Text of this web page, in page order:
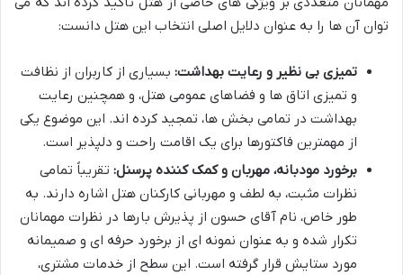
توان آن ها را به عنوان دلایل اصلی انتخاب این هتل دانست:
تمیزی بی نظیر و رعایت بهداشت: بسیاری از کاربران از نظافت
و تمیزی اتاق ها و فضاهای عمومی هتل، و همچنین رعایت
بهداشت در تمامی بخش ها، تمجید کرده اند. این موضوع یکی
از مهمترین فاکتورها برای یک اقامت راحت و دلپذیر است.
برخورد مودبانه، مهربان و کمک کننده پرسنل: تقریباً تمامی
نظرات مثبت، به لطف و مهربانی کارکنان هتل اشاره دارند. به
طور خاص، نام آقای حسون از پذیرش بارها در نظرات مهمانان
تکرار شده و به عنوان نمونه ای از برخورد حرفه ای و صمیمانه
مورد ستایش قرار گرفته است. این سطح از خدمات مشتری،